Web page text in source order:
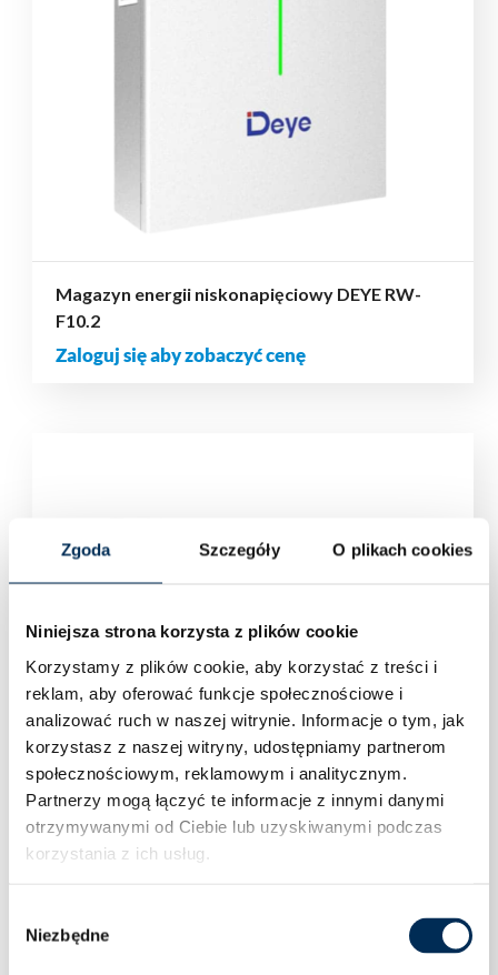
Zgoda Szczegóły O plikach cookies
Niniejsza strona korzysta z plików cookie
Korzystamy z plików cookie, aby korzystać z treści i
reklam, aby oferować funkcje społecznościowe i
analizować ruch w naszej witrynie. Informacje o tym, jak
korzystasz z naszej witryny, udostępniamy partnerom
społecznościowym, reklamowym i analitycznym.
Partnerzy mogą łączyć te informacje z innymi danymi
otrzymywanymi od Ciebie lub uzyskiwanymi podczas
korzystania z ich usług.
zgody
Niezbędne
Magazyn energii niskonapięciowy DEYE RW-
F10.2
Zaloguj się aby zobaczyć cenę
W5.1-PDU1-B moduł sterujący z podstawą